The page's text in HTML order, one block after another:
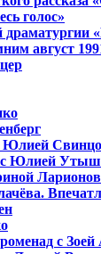
голос»
драматургии
август
Юлией
с Юлией
с Зоей